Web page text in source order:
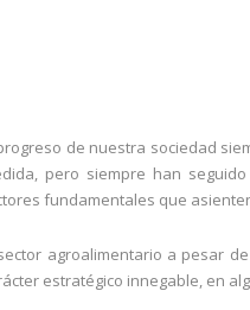
de nuestra sociedad
pero siempre han
fundamentales que
agroalimentario a pesar
estratégico innegable, en